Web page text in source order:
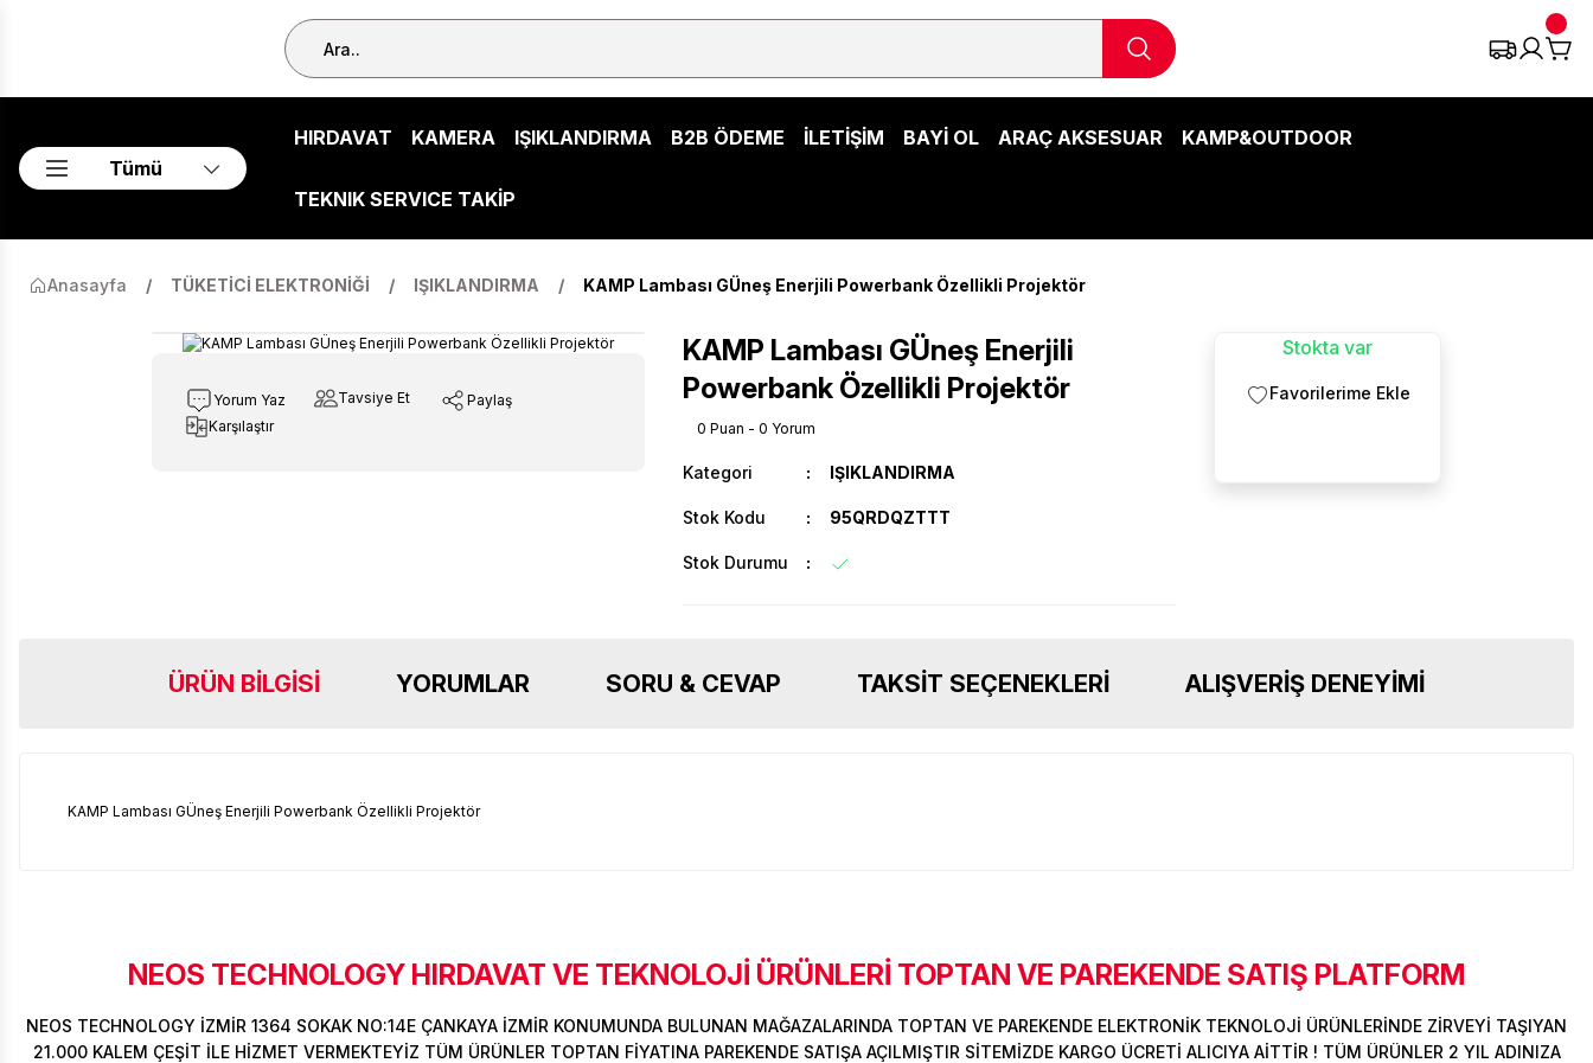
Tümü
HIRDAVAT KAMERA IŞIKLANDIRMA B2B ÖDEME İLETİŞİM BAYİ OL ARAÇ AKSESUAR KAMP&OUTDOOR
TEKNIK SERVICE TAKİP
Anasayfa TÜKETİCİ ELEKTRONİĞİ IŞIKLANDIRMA KAMP Lambası GÜneş Enerjili Powerbank Özellikli Projektör
Yorum Yaz Tavsiye Et
Paylaş
Karşılaştır
KAMP Lambası GÜneş Enerjili
Powerbank Özellikli Projektör
0 Puan - 0 Yorum
Kategori IŞIKLANDIRMA
Stok Kodu 95QRDQZTTT
Stok Durumu
Stokta var
ÜRÜN BILGISI YORUMLAR SORU & CEVAP TAKSIT SEÇENEKLERI ALIŞVERIŞ DENEYIMI
KAMP Lambası GÜneş Enerjili Powerbank Özellikli Projektör
Bu ürüne ilk yorumu siz yapın!
Yorum Yaz
Ürün hakkında henüz soru sorulmamış.
Soru Sor
Sitemize ilk yorumu siz yapın!
Deneyimini Paylaş
NEOS TECHNOLOGY HIRDAVAT VE TEKNOLOJİ ÜRÜNLERİ TOPTAN VE PAREKENDE SATIŞ PLATFORM
NEOS TECHNOLOGY İZMİR 1364 SOKAK NO:14E ÇANKAYA İZMİR KONUMUNDA BULUNAN MAĞAZALARINDA TOPTAN VE PAREKENDE ELEKTRONİK TEKNOLOJİ ÜRÜNLERİNDE ZİRVEYİ TAŞIYAN
21.000 KALEM ÇEŞİT İLE HİZMET VERMEKTEYİZ TÜM ÜRÜNLER TOPTAN FİYATINA PAREKENDE SATIŞA AÇILMIŞTIR SİTEMİZDE KARGO ÜCRETİ ALICIYA AİTTİR ! TÜM ÜRÜNLER 2 YIL ADINIZA